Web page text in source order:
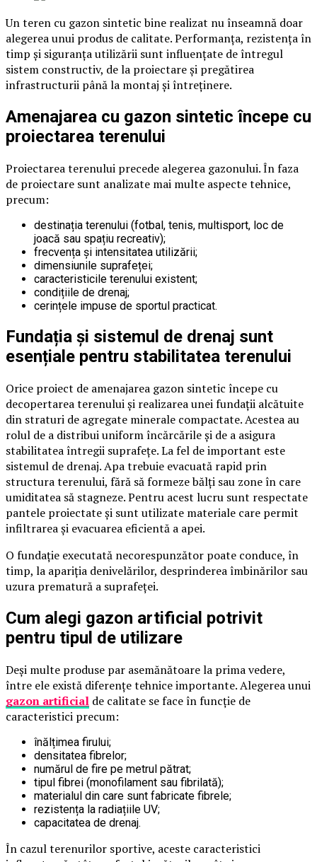
Un teren cu gazon sintetic bine realizat nu înseamnă doar
alegerea unui produs de calitate. Performanța, rezistența în
timp și siguranța utilizării sunt influențate de întregul
sistem constructiv, de la proiectare și pregătirea
infrastructurii până la montaj și întreținere.
Amenajarea cu gazon sintetic începe cu
proiectarea terenului
Proiectarea terenului precede alegerea gazonului. În faza
de proiectare sunt analizate mai multe aspecte tehnice,
precum:
destinația terenului (fotbal, tenis, multisport, loc de
joacă sau spațiu recreativ);
frecvența și intensitatea utilizării;
dimensiunile suprafeței;
caracteristicile terenului existent;
condițiile de drenaj;
cerințele impuse de sportul practicat.
Fundația și sistemul de drenaj sunt
esențiale pentru stabilitatea terenului
Orice proiect de amenajarea gazon sintetic începe cu
decopertarea terenului și realizarea unei fundații alcătuite
din straturi de agregate minerale compactate. Acestea au
rolul de a distribui uniform încărcările și de a asigura
stabilitatea întregii suprafețe. La fel de important este
sistemul de drenaj. Apa trebuie evacuată rapid prin
structura terenului, fără să formeze bălți sau zone în care
umiditatea să stagneze. Pentru acest lucru sunt respectate
pantele proiectate și sunt utilizate materiale care permit
infiltrarea și evacuarea eficientă a apei.
O fundație executată necorespunzător poate conduce, în
timp, la apariția denivelărilor, desprinderea îmbinărilor sau
uzura prematură a suprafeței.
Cum alegi gazon artificial potrivit
pentru tipul de utilizare
Deși multe produse par asemănătoare la prima vedere,
între ele există diferențe tehnice importante. Alegerea unui
gazon artificial de calitate se face în funcție de
caracteristici precum:
înălțimea firului;
densitatea fibrelor;
numărul de fire pe metrul pătrat;
tipul fibrei (monofilament sau fibrilată);
materialul din care sunt fabricate fibrele;
rezistența la radiațiile UV;
capacitatea de drenaj.
În cazul terenurilor sportive, aceste caracteristici